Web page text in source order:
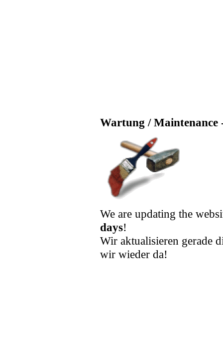
Wartung / Maintenance
We are updating the
days!
Wir aktualisieren gerade
wir wieder da!